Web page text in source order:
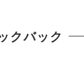
クバック